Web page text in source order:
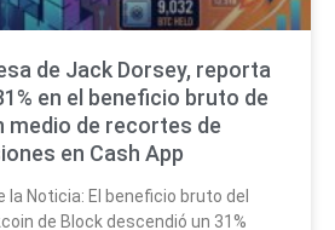
de Jack Dorsey, reporta
en el beneficio bruto de
medio de recortes de
en Cash App
la Noticia: El beneficio bruto del
de Block descendió un 31%